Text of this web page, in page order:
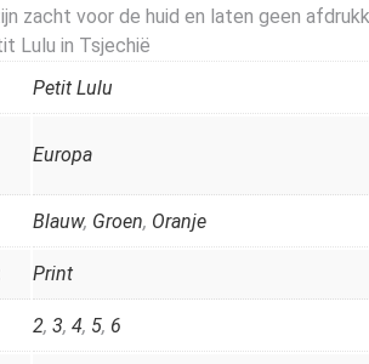
zacht voor de huid en laten geen
Lulu in Tsjechië
Petit Lulu
Europa
Blauw, Groen, Oranje
Print
2, 3, 4, 5, 6